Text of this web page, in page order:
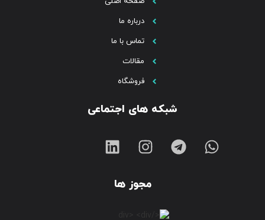
درباره ما
تماس با ما
مقالات
فروشگاه
شبکه های اجتماعی
مجوز ها